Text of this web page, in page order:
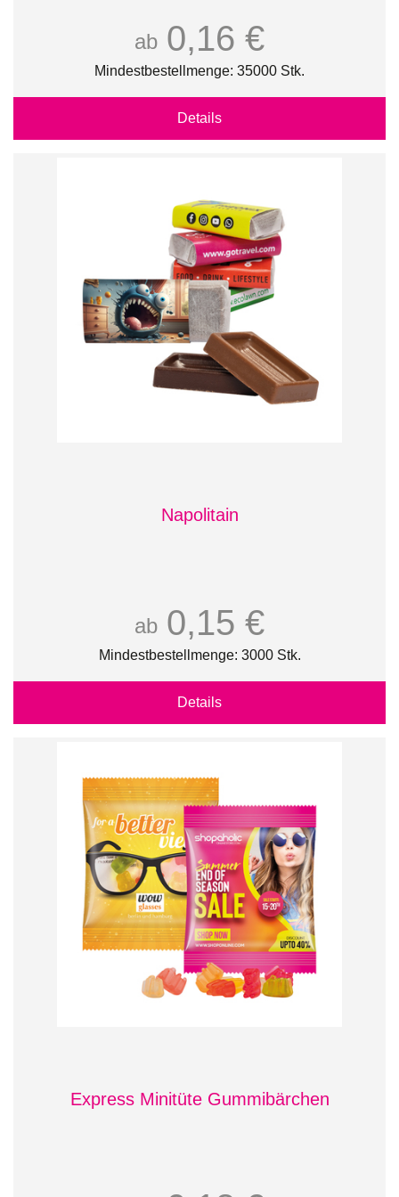
ab 0,16 €
Mindestbestellmenge: 35000 Stk.
Details
Napolitain
ab 0,15 €
Mindestbestellmenge: 3000 Stk.
Details
Express Minitüte Gummibärchen